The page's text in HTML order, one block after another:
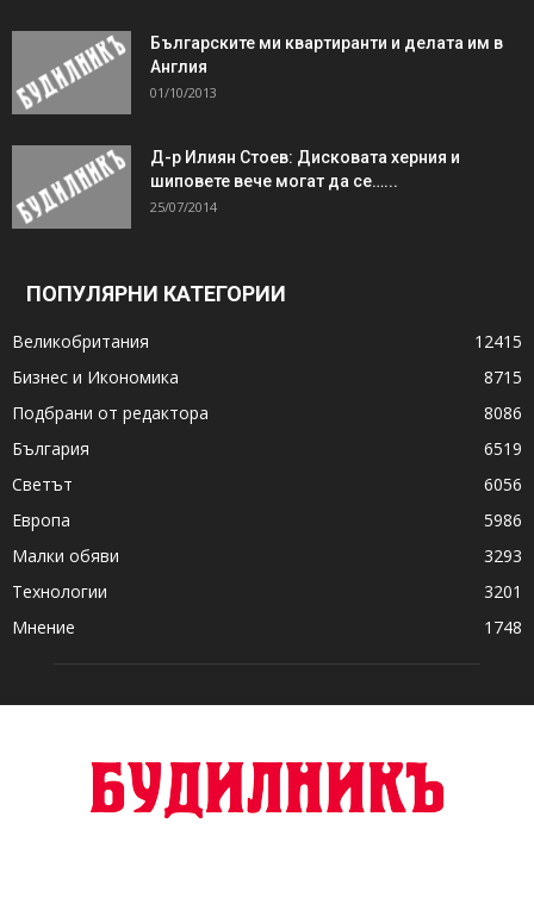
Българските ми квартиранти и делата им в
Англия
01/10/2013
Д-р Илиян Стоев: Дисковата херния и
шиповете вече могат да се…...
25/07/2014
ПОПУЛЯРНИ КАТЕГОРИИ
Великобритания
12415
Бизнес и Икономика
8715
Подбрани от редактора
8086
България
6519
Светът
6056
Европа
5986
Малки обяви
3293
Технологии
3201
Мнение
1748